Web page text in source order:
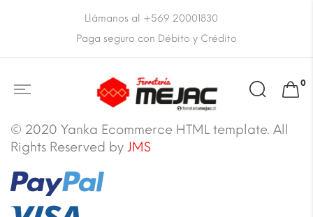
Llámanos al +569 20001830
Paga seguro con Débito y Crédito
0
© 2020 Yanka Ecommerce HTML template. All
Rights Reserved by JMS